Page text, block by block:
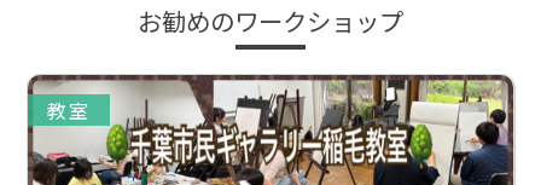
お勧めのワークショップ
教室